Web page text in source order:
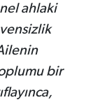
ahlaki
bir